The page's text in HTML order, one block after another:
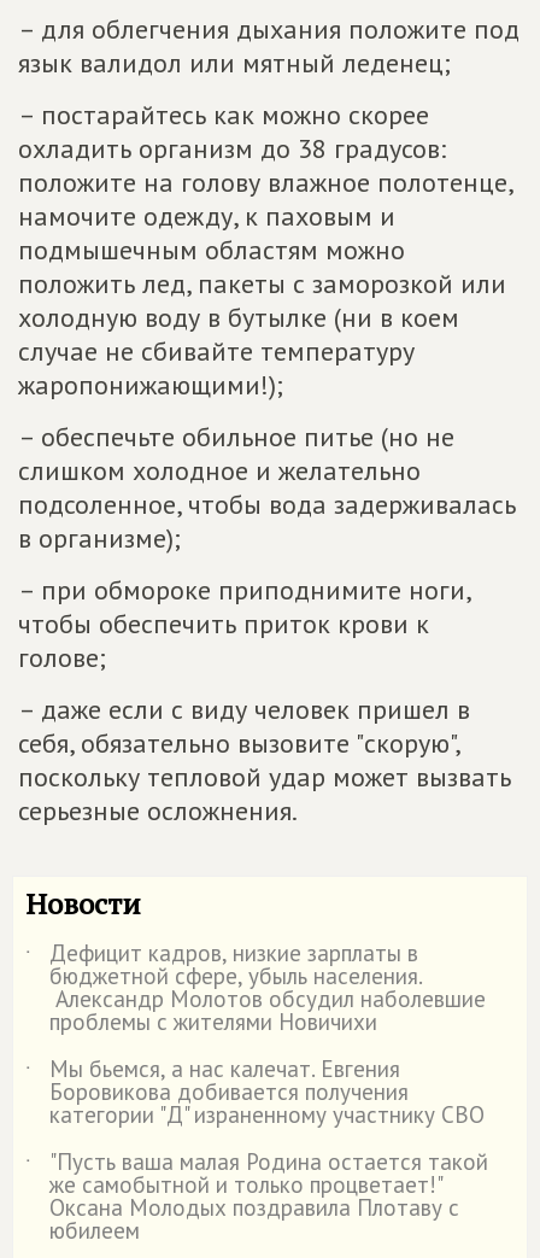
– для облегчения дыхания положите под
язык валидол или мятный леденец;
– постарайтесь как можно скорее
охладить организм до 38 градусов:
положите на голову влажное полотенце,
намочите одежду, к паховым и
подмышечным областям можно
положить лед, пакеты с заморозкой или
холодную воду в бутылке (ни в коем
случае не сбивайте температуру
жаропонижающими!);
– обеспечьте обильное питье (но не
слишком холодное и желательно
подсоленное, чтобы вода задерживалась
в организме);
– при обмороке приподнимите ноги,
чтобы обеспечить приток крови к
голове;
– даже если с виду человек пришел в
себя, обязательно вызовите "скорую",
поскольку тепловой удар может вызвать
серьезные осложнения.
Новости
˙ Дефицит кадров, низкие зарплаты в
бюджетной сфере, убыль населения.
Александр Молотов обсудил наболевшие
проблемы с жителями Новичихи
˙
Мы бьемся, а нас калечат. Евгения
Боровикова добивается получения
категории "Д" израненному участнику СВО
˙
"Пусть ваша малая Родина остается такой
же самобытной и только процветает!"
Оксана Молодых поздравила Плотаву с
юбилеем